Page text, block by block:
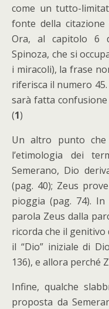
come un tutto-
fonte della citazione
Ora, al capitolo 6
Spinoza, che si
i miracoli), la frase
riferisca il numero 45.
sarà fatta
(1)
Un altro punto
l’etimologia dei
Semerano, Dio
(pag. 40); Zeus
pioggia (pag. 74).
parola Zeus dalla
ricorda che il genitivo
il “Dio” iniziale di
136), e allora perché
Infine, qualche
proposta da